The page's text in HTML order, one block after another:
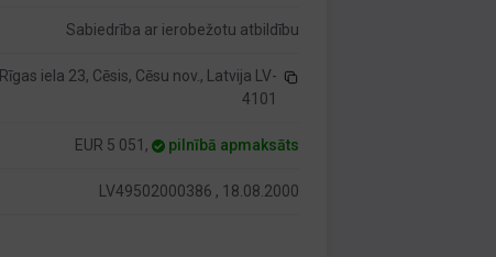
Sabiedrība ar ierobežotu atbildību
Rīgas iela 23, Cēsis, Cēsu nov., Latvija LV-
4101
EUR 5 051, pilnībā apmaksāts
LV49502000386 , 18.08.2000